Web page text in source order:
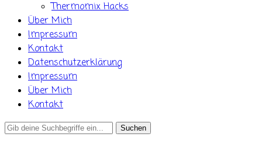
Thermomix Hacks
Über Mich
Impressum
Kontakt
Datenschutzerklärung
Impressum
Über Mich
Kontakt
Search